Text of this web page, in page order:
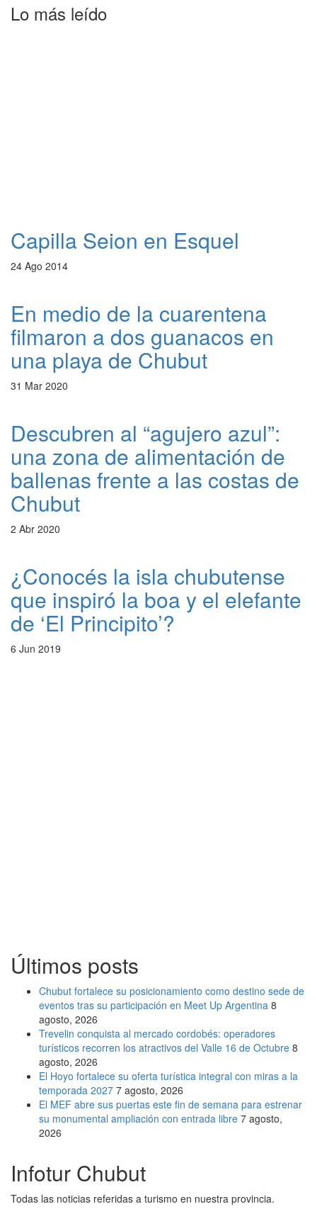
Lo más leído
Capilla Seion en Esquel
24 Ago 2014
En medio de la cuarentena
filmaron a dos guanacos en
una playa de Chubut
31 Mar 2020
Descubren al “agujero azul”:
una zona de alimentación de
ballenas frente a las costas de
Chubut
2 Abr 2020
¿Conocés la isla chubutense
que inspiró la boa y el elefante
de ‘El Principito’?
6 Jun 2019
Últimos posts
Chubut fortalece su posicionamiento como destino sede de
eventos tras su participación en Meet Up Argentina 8
agosto, 2026
Trevelin conquista al mercado cordobés: operadores
turísticos recorren los atractivos del Valle 16 de Octubre 8
agosto, 2026
El Hoyo fortalece su oferta turística integral con miras a la
temporada 2027 7 agosto, 2026
El MEF abre sus puertas este fin de semana para estrenar
su monumental ampliación con entrada libre 7 agosto,
2026
Infotur Chubut
Todas las noticias referidas a turismo en nuestra provincia.